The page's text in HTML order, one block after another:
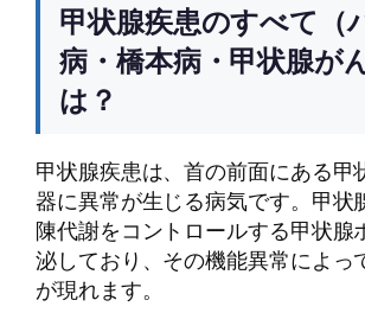
甲状腺疾患のすべて（
病・橋本病・甲状腺が
は？
甲状腺疾患は、首の前面にある甲
器に異常が生じる病気です。甲状
陳代謝をコントロールする甲状腺
泌しており、その機能異常によっ
が現れます。